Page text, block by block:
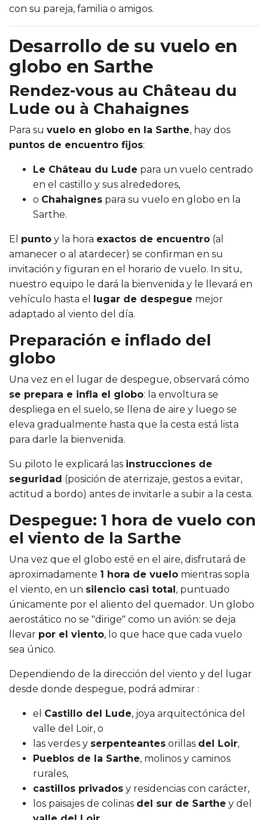
con su pareja, familia o amigos.
Desarrollo de su vuelo en
globo en Sarthe
Rendez-vous au Château du
Lude ou à Chahaignes
Para su vuelo en globo en la Sarthe, hay dos
puntos de encuentro fijos:
Le Château du Lude para un vuelo centrado
en el castillo y sus alrededores,
o Chahaignes para su vuelo en globo en la
Sarthe.
El punto y la hora exactos de encuentro (al
amanecer o al atardecer) se confirman en su
invitación y figuran en el horario de vuelo. In situ,
nuestro equipo le dará la bienvenida y le llevará en
vehículo hasta el lugar de despegue mejor
adaptado al viento del día.
Preparación e inflado del
globo
Una vez en el lugar de despegue, observará cómo
se prepara e infla el globo: la envoltura se
despliega en el suelo, se llena de aire y luego se
eleva gradualmente hasta que la cesta está lista
para darle la bienvenida.
Su piloto le explicará las instrucciones de
seguridad (posición de aterrizaje, gestos a evitar,
actitud a bordo) antes de invitarle a subir a la cesta.
Despegue: 1 hora de vuelo con
el viento de la Sarthe
Una vez que el globo esté en el aire, disfrutará de
aproximadamente 1 hora de vuelo mientras sopla
el viento, en un silencio casi total, puntuado
únicamente por el aliento del quemador. Un globo
aerostático no se "dirige" como un avión: se deja
llevar por el viento, lo que hace que cada vuelo
sea único.
Dependiendo de la dirección del viento y del lugar
desde donde despegue, podrá admirar :
el Castillo del Lude, joya arquitectónica del
valle del Loir, o
las verdes y serpenteantes orillas del Loir,
Pueblos de la Sarthe, molinos y caminos
rurales,
castillos privados y residencias con carácter,
los paisajes de colinas del sur de Sarthe y del